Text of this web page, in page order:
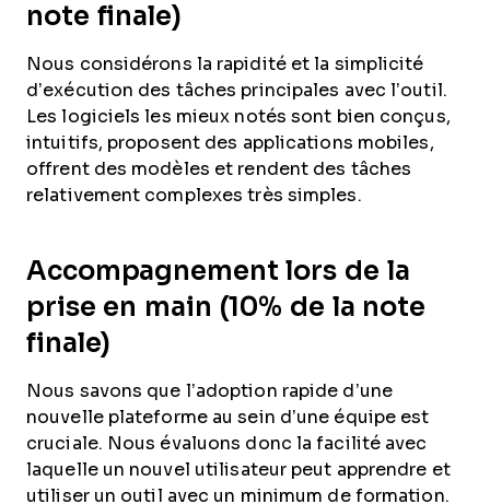
note finale)
Nous considérons la rapidité et la simplicité
d’exécution des tâches principales avec l’outil.
Les logiciels les mieux notés sont bien conçus,
intuitifs, proposent des applications mobiles,
offrent des modèles et rendent des tâches
relativement complexes très simples.
Accompagnement lors de la
prise en main (10% de la note
finale)
Nous savons que l’adoption rapide d’une
nouvelle plateforme au sein d’une équipe est
cruciale. Nous évaluons donc la facilité avec
laquelle un nouvel utilisateur peut apprendre et
utiliser un outil avec un minimum de formation.